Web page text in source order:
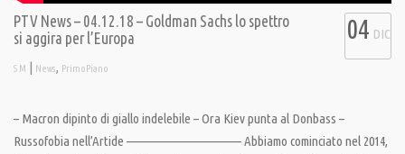
PTV News – 04.12.18 – Goldman Sachs lo spettro
si aggira per l’Europa
S M | News, PrimoPiano
04 DIC
– Macron dipinto di giallo indelebile – Ora Kiev punta al Donbass –
Russofobia nell’Artide ———————————– Abbiamo cominciato nel 2014,